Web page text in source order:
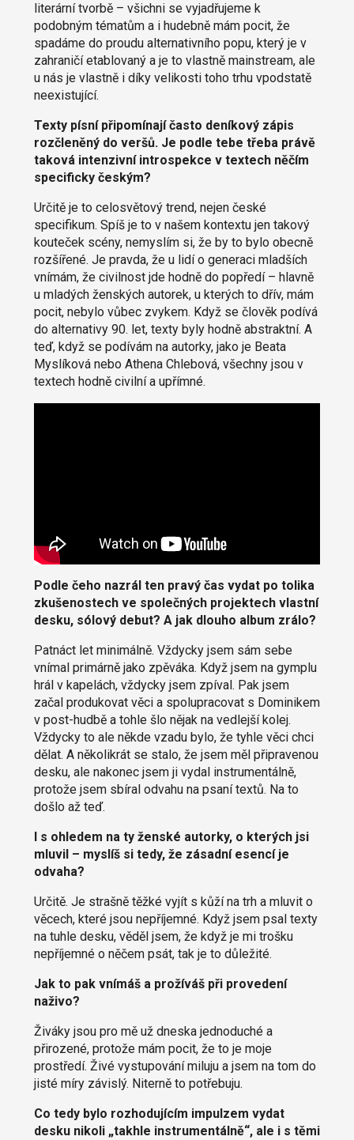
literární tvorbě – všichni se vyjadřujeme k
podobným tématům a i hudebně mám pocit, že
spadáme do proudu alternativního popu, který je v
zahraničí etablovaný a je to vlastně mainstream, ale
u nás je vlastně i díky velikosti toho trhu vpodstatě
neexistující.
Texty písní připomínají často deníkový zápis
rozčleněný do veršů. Je podle tebe třeba právě
taková intenzivní introspekce v textech něčím
specificky českým?
Určitě je to celosvětový trend, nejen české
specifikum. Spíš je to v našem kontextu jen takový
kouteček scény, nemyslím si, že by to bylo obecně
rozšířené. Je pravda, že u lidí o generaci mladších
vnímám, že civilnost jde hodně do popředí – hlavně
u mladých ženských autorek, u kterých to dřív, mám
pocit, nebylo vůbec zvykem. Když se člověk podívá
do alternativy 90. let, texty byly hodně abstraktní. A
teď, když se podívám na autorky, jako je Beata
Myslíková nebo Athena Chlebová, všechny jsou v
textech hodně civilní a upřímné.
Podle čeho nazrál ten pravý čas vydat po tolika
zkušenostech ve společných projektech vlastní
desku, sólový debut? A jak dlouho album zrálo?
Patnáct let minimálně. Vždycky jsem sám sebe
vnímal primárně jako zpěváka. Když jsem na gymplu
hrál v kapelách, vždycky jsem zpíval. Pak jsem
začal produkovat věci a spolupracovat s Dominikem
v post-hudbě a tohle šlo nějak na vedlejší kolej.
Vždycky to ale někde vzadu bylo, že tyhle věci chci
dělat. A několikrát se stalo, že jsem měl připravenou
desku, ale nakonec jsem ji vydal instrumentálně,
protože jsem sbíral odvahu na psaní textů. Na to
došlo až teď.
I s ohledem na ty ženské autorky, o kterých jsi
mluvil – myslíš si tedy, že zásadní esencí je
odvaha?
Určitě. Je strašně těžké vyjít s kůží na trh a mluvit o
věcech, které jsou nepříjemné. Když jsem psal texty
na tuhle desku, věděl jsem, že když je mi trošku
nepříjemné o něčem psát, tak je to důležité.
Jak to pak vnímáš a prožíváš při provedení
naživo?
Živáky jsou pro mě už dneska jednoduché a
přirozené, protože mám pocit, že to je moje
prostředí. Živé vystupování miluju a jsem na tom do
jisté míry závislý. Niterně to potřebuju.
Co tedy bylo rozhodujícím impulzem vydat
desku nikoli „takhle instrumentálně“, ale i s těmi